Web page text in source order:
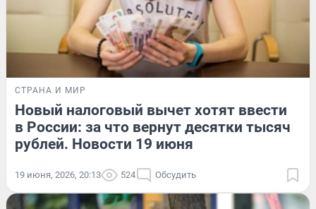
СТРАНА И МИР
Новый налоговый вычет хотят ввести
в России: за что вернут десятки тысяч
рублей. Новости 19 июня
19 июня, 2026, 20:13 524 Обсудить